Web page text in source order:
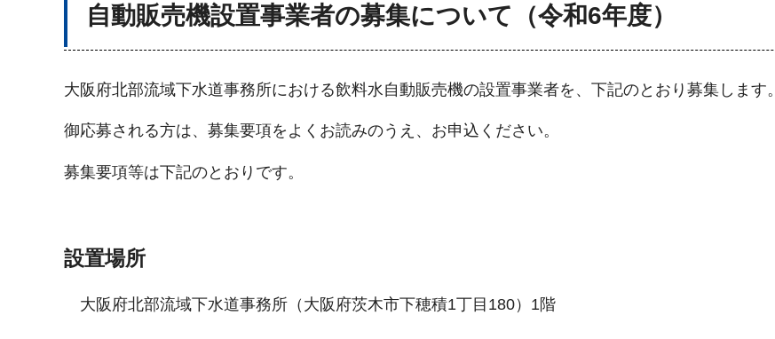
自動販売機設置事業者の募集について（令和6年度）
大阪府北部流域下水道事務所における飲料水自動販売機の設置事業者を、下記のとおり募集します。
御応募される方は、募集要項をよくお読みのうえ、お申込ください。
募集要項等は下記のとおりです。
設置場所
大阪府北部流域下水道事務所（大阪府茨木市下穂積1丁目180）1階